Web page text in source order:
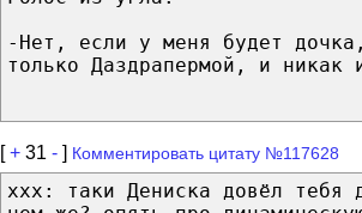
-Нет, если у меня будет
только Даздрапермой, и никак
[+ 31 - ] Комментировать цитату №117628
xxx: таки Дениска довёл тебя